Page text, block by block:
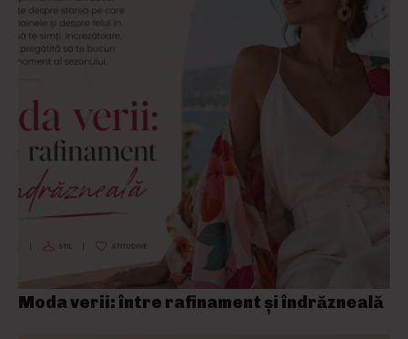
Moda verii: între rafinament și îndrăzneală